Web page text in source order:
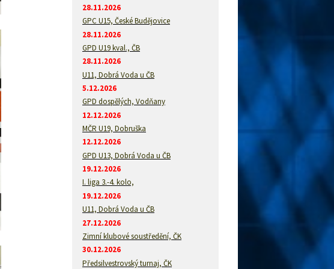
28.11.2026
GPC U15, České Budějovice
28.11.2026
GPD U19 kval., ČB
28.11.2026
U11, Dobrá Voda u ČB
5.12.2026
GPD dospělých, Vodňany
12.12.2026
MČR U19, Dobruška
12.12.2026
GPD U13, Dobrá Voda u ČB
19.12.2026
I. liga 3.-4. kolo,
19.12.2026
U11, Dobrá Voda u ČB
27.12.2026
Zimní klubové soustředění, ČK
30.12.2026
Předsilvestrovský turnaj, ČK